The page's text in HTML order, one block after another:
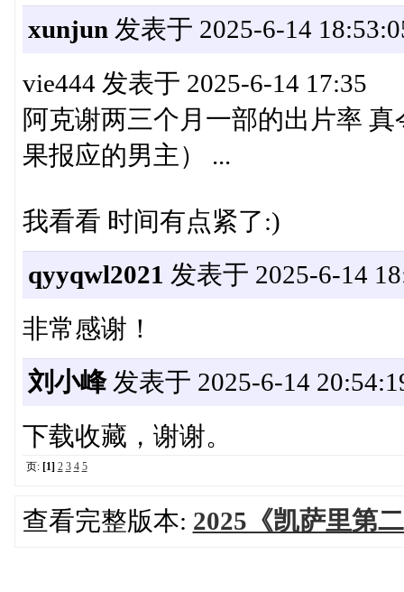
xunjun 发表于 2025-6-14
vie444 发表于 2025-6-14 17:35
阿克谢两三个月一部的出片率
果报应的男主） ...
我看看 时间有点紧了:)
qyyqwl2021 发表于 2025-6-14
非常感谢！
刘小峰发表于 2025-6-14
下载收藏，谢谢。
页: [1] 2 3 4 5
查看完整版本: 2025《凯萨里第